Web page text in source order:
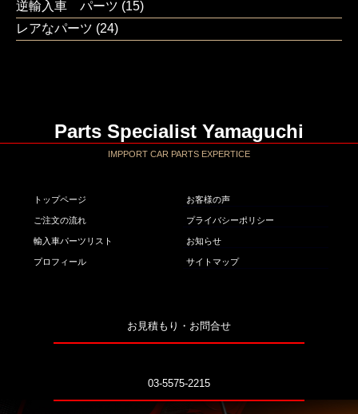
逆輸入車 パーツ (15)
レアなパーツ (24)
Parts Specialist Yamaguchi
IMPPORT CAR PARTS EXPERTICE
トップページ
ご注文の流れ
輸入車パーツリスト
プロフィール
お客様の声
プライバシーポリシー
お知らせ
サイトマップ
お見積もり・お問合せ
03-5575-2215